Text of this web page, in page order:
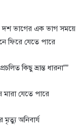
দশ ভাগের এক ভাগ সময়ে
ফিরে যেতে পারে
কিছু ভ্রান্ত ধারনা””
যেতে পারে
মৃত্যু অনিবার্য